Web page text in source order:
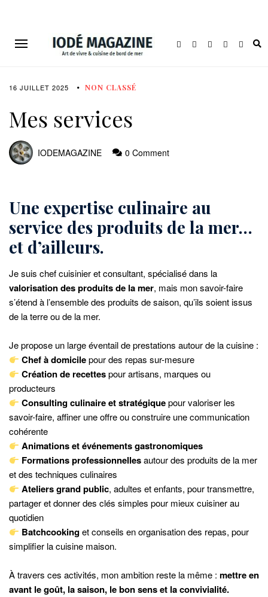
16 JUILLET 2025 NON CLASSÉ
Mes services
IODEMAGAZINE 0 Comment
Une expertise culinaire au
service des produits de la mer…
et d’ailleurs.
Je suis chef cuisinier et consultant, spécialisé dans la
valorisation des produits de la mer, mais mon savoir-faire
s’étend à l’ensemble des produits de saison, qu’ils soient issus
de la terre ou de la mer.
Je propose un large éventail de prestations autour de la cuisine :
Chef à domicilepour des repas sur-mesure
Création de recettespour artisans, marques ou
producteurs
Consulting culinaire et stratégiquepour valoriser les
savoir-faire, affiner une offre ou construire une communication
cohérente
Animations et événements gastronomiques
Formations professionnellesautour des produits de la mer
et des techniques culinaires
Ateliers grand public, adultes et enfants, pour transmettre,
partager et donner des clés simples pour mieux cuisiner au
quotidien
Batchcookinget conseils en organisation des repas, pour
simplifier la cuisine maison.
À travers ces activités, mon ambition reste la même : mettre en
avant le goût, la saison, le bon sens et la convivialité.